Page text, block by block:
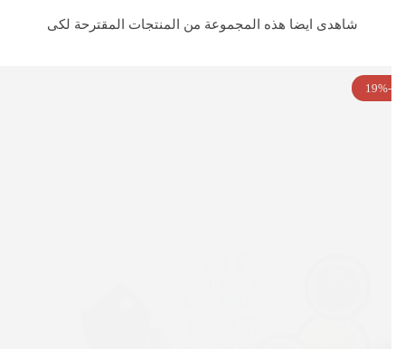
شاهدى ايضا هذه المجموعة من المنتجات المقترحة لكى